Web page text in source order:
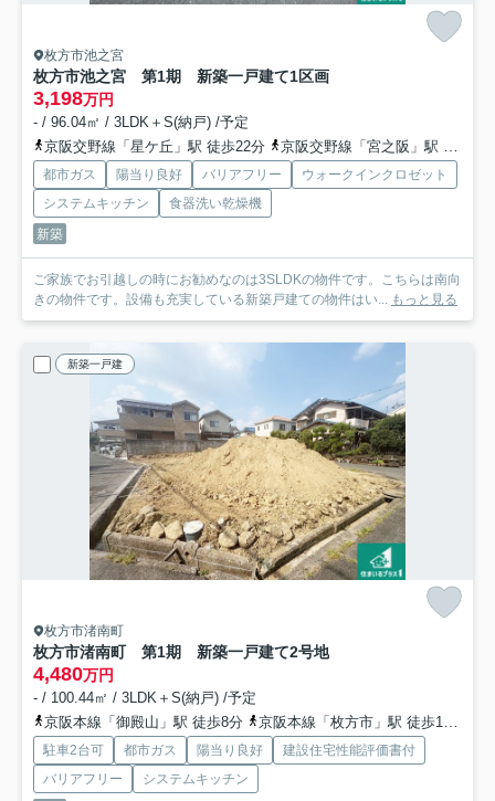
枚方市池之宮
枚方市池之宮 第1期 新築一戸建て1区画
3,198万円
- / 96.04㎡ / 3LDK＋S(納戸) /予定
京阪交野線「星ケ丘」駅 徒歩22分
京阪交野線「宮之阪」駅 徒歩22分
都市ガス 陽当り良好 バリアフリー
ウォークインクロゼット
システムキッチン
食器洗い乾燥機
新築
ご家族でお引越しの時にお勧めなのは3SLDKの物件です。こちらは南向
きの物件です。設備も充実している新築戸建ての物件はい... もっと見る
新築一戸建
枚方市渚南町
枚方市渚南町 第1期 新築一戸建て2号地
4,480万円
- / 100.44㎡ / 3LDK＋S(納戸) /予定
京阪本線「御殿山」駅 徒歩8分
京阪本線「枚方市」駅 徒歩17分
駐車2台可 都市ガス 陽当り良好
建設住宅性能評価書付
バリアフリー
システムキッチン